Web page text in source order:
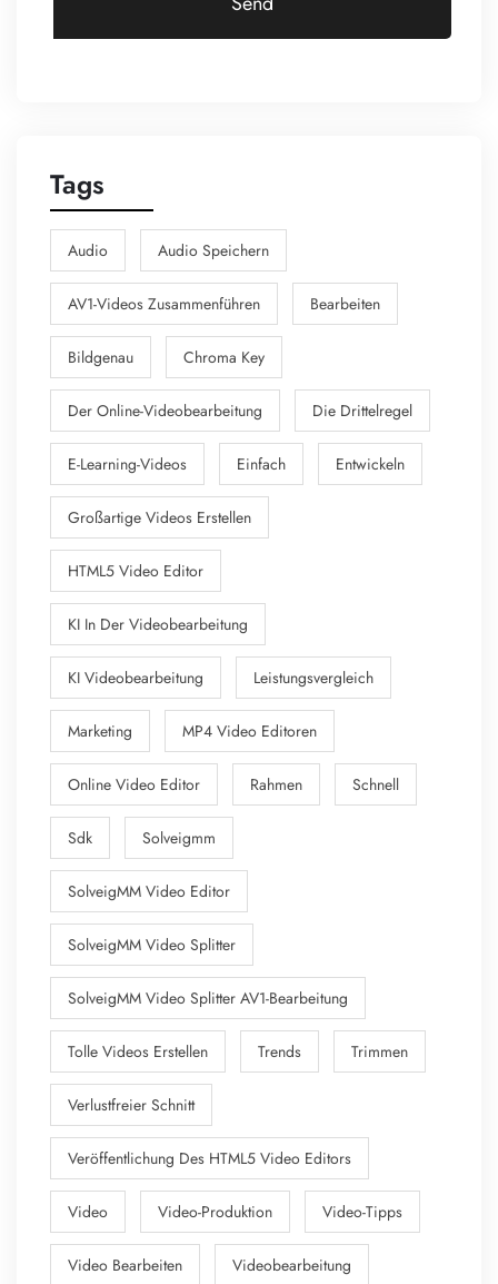
Tags
Audio Audio Speichern
AV1-Videos Zusammenführen Bearbeiten
Bildgenau Chroma Key
Der Online-Videobearbeitung Die Drittelregel
E-Learning-Videos Einfach Entwickeln
Großartige Videos Erstellen
HTML5 Video Editor
KI In Der Videobearbeitung
KI Videobearbeitung Leistungsvergleich
Marketing MP4 Video Editoren
Online Video Editor Rahmen Schnell
Sdk Solveigmm
SolveigMM Video Editor
SolveigMM Video Splitter
SolveigMM Video Splitter AV1-Bearbeitung
Tolle Videos Erstellen Trends Trimmen
Verlustfreier Schnitt
Veröffentlichung Des HTML5 Video Editors
Video Video-Produktion Video-Tipps
Video Bearbeiten Videobearbeitung